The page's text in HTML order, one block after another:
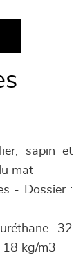
sapin et
mat
- Dossier :
32
18 kg/m3